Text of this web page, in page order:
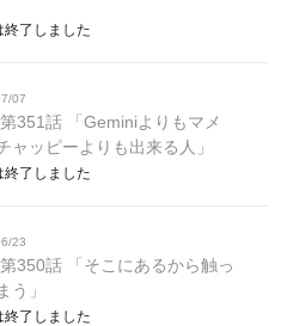
終了しました
07
351話 「Geminiよりもマメ
ャッピーよりも出来る人」
終了しました
23
350話 「そこにあるから触っ
う」
終了しました